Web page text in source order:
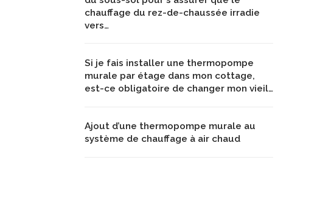
chauffage du rez-de-chaussée irradie
vers…
Si je fais installer une thermopompe
murale par étage dans mon cottage,
est-ce obligatoire de changer mon vieil…
Ajout d’une thermopompe murale au
système de chauffage à air chaud